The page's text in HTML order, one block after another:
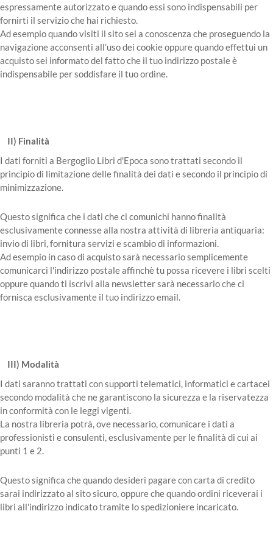
espressamente autorizzato e quando essi sono indispensabili per
fornirti il servizio che hai richiesto.
Ad esempio quando visiti il sito sei a conoscenza che proseguendo la
navigazione acconsenti all’uso dei cookie oppure quando effettui un
acquisto sei informato del fatto che il tuo indirizzo postale è
indispensabile per soddisfare il tuo ordine.
II) Finalità
I dati forniti a Bergoglio Libri d'Epoca sono trattati secondo il
principio di limitazione delle finalità dei dati e secondo il principio di
minimizzazione.
Questo significa che i dati che ci comunichi hanno finalità
esclusivamente connesse alla nostra attività di libreria antiquaria:
invio di libri, fornitura servizi e scambio di informazioni.
Ad esempio in caso di acquisto sarà necessario semplicemente
comunicarci l'indirizzo postale affinchè tu possa ricevere i libri scelti
oppure quando ti iscrivi alla newsletter sarà necessario che ci
fornisca esclusivamente il tuo indirizzo email.
III) Modalità
I dati saranno trattati con supporti telematici, informatici e cartacei
secondo modalità che ne garantiscono la sicurezza e la riservatezza
in conformità con le leggi vigenti.
La nostra libreria potrà, ove necessario, comunicare i dati a
professionisti e consulenti, esclusivamente per le finalità di cui ai
punti 1 e 2.
Questo significa che quando desideri pagare con carta di credito
sarai indirizzato al sito sicuro, oppure che quando ordini riceverai i
libri all'indirizzo indicato tramite lo spedizioniere incaricato.